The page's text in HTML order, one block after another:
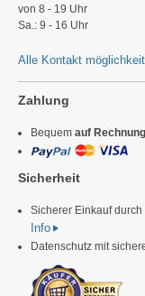
von 8 - 19 Uhr
Sa.: 9 - 16 Uhr
Alle Kontakt
Zahlung
Bequem auf Rechnung
Sicherheit
Sicherer Einkauf
Info
Datenschutz mit